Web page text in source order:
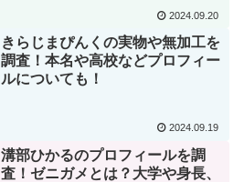
2024.09.20
きらじまぴんくの実物や無加工を
調査！本名や高校などプロフィー
ルについても！
2024.09.19
溝部ひかるのプロフィールを調
査！ゼニガメとは？大学や身長、